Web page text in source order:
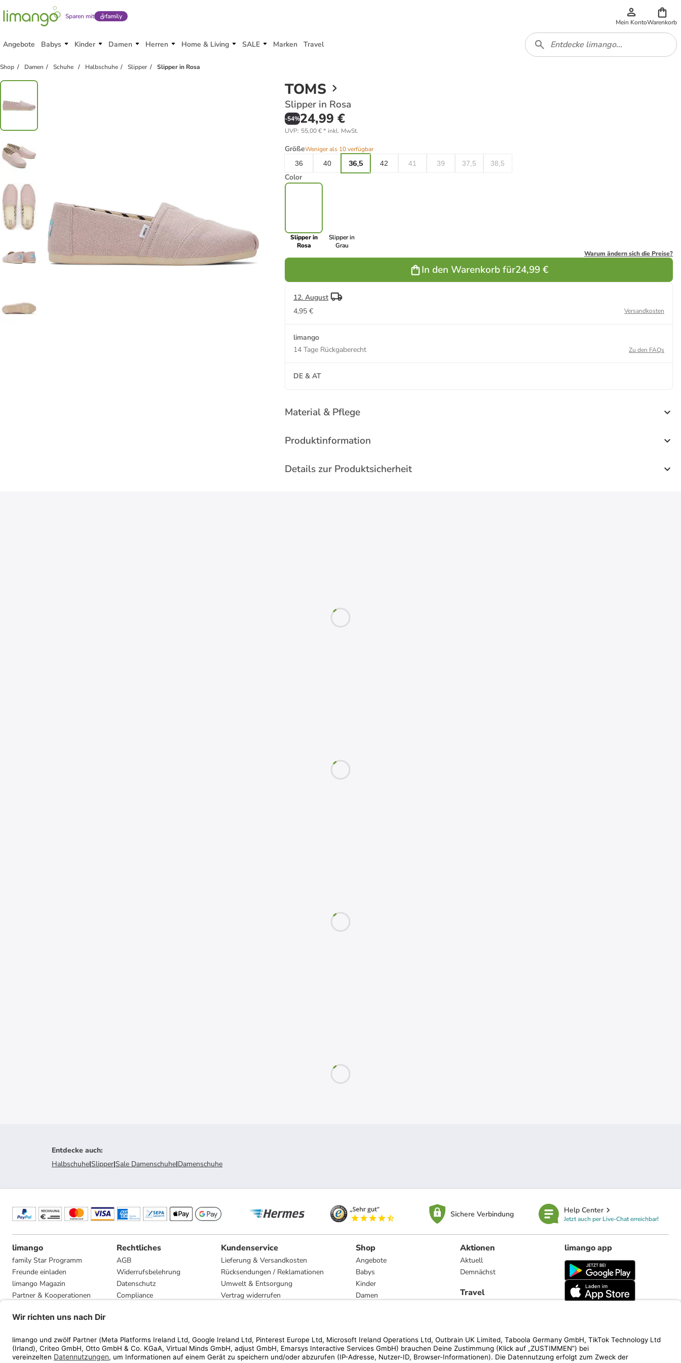
Sparen mit family
Mein KontoWarenkorb
Angebote Babys Kinder Damen Herren Home & Living SALE Marken Travel
Shop Damen Schuhe Halbschuhe Slipper Slipper in Rosa
TOMS
Slipper in Rosa
-54%24,99 €
UVP: 55,00 €* inkl. MwSt.
GrößeWeniger als 10 verfügbar
36
40 36,5 42 41 39 37,5 38,5
Color
Slipper in
Rosa
Slipper in
Grau
Warum ändern sich die Preise?
In den Warenkorb für24,99 €
12. August
4,95 €
Versandkosten
limango
14 Tage Rückgaberecht
Zu den FAQs
DE & AT
Material & Pflege
Produktinformation
Details zur Produktsicherheit
Entdecke auch:
Halbschuhe|Slipper|Sale Damenschuhe|Damenschuhe
Sichere Verbindung Help Center
Jetzt auch per Live-Chat erreichbar!
limango
family Star Programm
Freunde einladen
limango Magazin
Partner & Kooperationen
Presse
Rechtliches
AGB
Widerrufsbelehrung
Datenschutz
Compliance
Kundenservice
Lieferung & Versandkosten
Rücksendungen / Reklamationen
Umwelt & Entsorgung
Vertrag widerrufen
Shop
Angebote
Babys
Kinder
Damen
Marken
Aktionen
Aktuell
Demnächst
Travel
limango app